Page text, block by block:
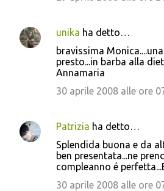
unika ha detto…
bravissima
presto...in barba alla
Annamaria
30 aprile 2008 alle ore
Patrizia ha detto…
Splendida buona e da
ben presentata...ne
compleanno é
30 aprile 2008 alle ore